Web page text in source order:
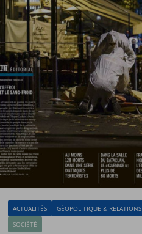
ACTUALITÉS
GÉOPOLITIQUE &
SOCIÉTÉ